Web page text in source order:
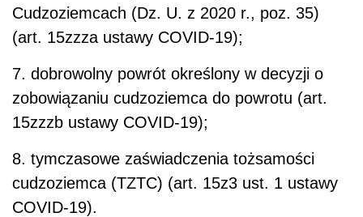
Cudzoziemcach (Dz. U. z 2020 r., poz. 35)
(art. 15zzza ustawy COVID-19);
7. dobrowolny powrót określony w decyzji o
zobowiązaniu cudzoziemca do powrotu (art.
15zzzb ustawy COVID-19);
8. tymczasowe zaświadczenia tożsamości
cudzoziemca (TZTC) (art. 15z3 ust. 1 ustawy
COVID-19).